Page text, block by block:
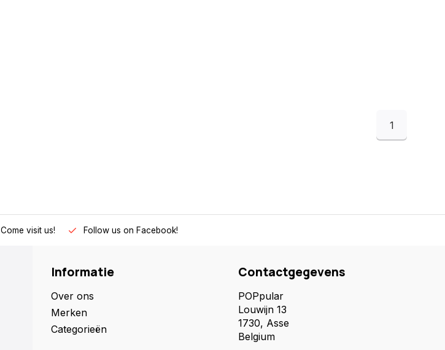
1
Come visit us! Follow us on Facebook!
Informatie
Over ons
Merken
Categorieën
Contactgegevens
POPpular
Louwijn 13
1730, Asse
Belgium